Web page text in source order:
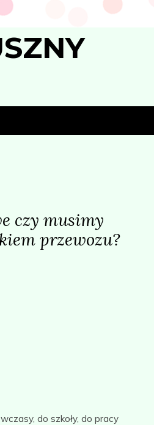
czy musimy
przewozu?
do szkoły, do pracy